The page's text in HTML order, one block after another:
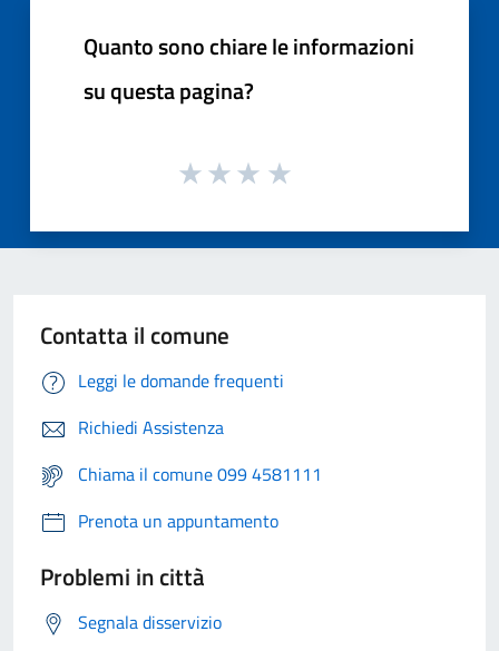
Quanto sono chiare le informazioni
su questa pagina?
Contatta il comune
Leggi le domande frequenti
Richiedi Assistenza
Chiama il comune 099 4581111
Prenota un appuntamento
Problemi in città
Segnala disservizio